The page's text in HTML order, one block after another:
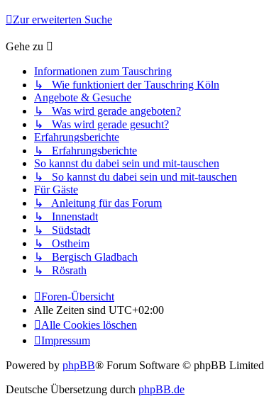
Zur erweiterten Suche
Gehe zu
Informationen zum Tauschring
↳ Wie funktioniert der Tauschring Köln
Angebote & Gesuche
↳ Was wird gerade angeboten?
↳ Was wird gerade gesucht?
Erfahrungsberichte
↳ Erfahrungsberichte
So kannst du dabei sein und mit-tauschen
↳ So kannst du dabei sein und mit-tauschen
Für Gäste
↳ Anleitung für das Forum
↳ Innenstadt
↳ Südstadt
↳ Ostheim
↳ Bergisch Gladbach
↳ Rösrath
Foren-Übersicht
Alle Zeiten sind UTC+02:00
Alle Cookies löschen
Impressum
Powered by phpBB® Forum Software © phpBB Limited
Deutsche Übersetzung durch phpBB.de